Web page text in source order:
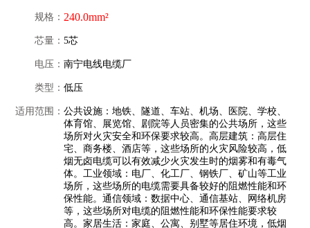
规格： 240.0mm²
芯量：5芯
电压：南宁电线电缆厂
类型：低压
适用范围：公共设施：地铁、隧道、车站、机场、医院、学校、
体育馆、展览馆、剧院等人员密集的公共场所，这些
场所对火灾安全和环保要求较高。高层建筑：高层住
宅、商务楼、酒店等，这些场所的火灾风险较高，低
烟无卤电缆可以有效减少火灾发生时的烟雾和有毒气
体。工业领域：电厂、化工厂、钢铁厂、矿山等工业
场所，这些场所的电缆需要具备较好的阻燃性能和环
保性能。通信领域：数据中心、通信基站、网络机房
等，这些场所对电缆的阻燃性能和环保性能要求较
高。家居生活：家庭、公寓、别墅等居住环境，低烟